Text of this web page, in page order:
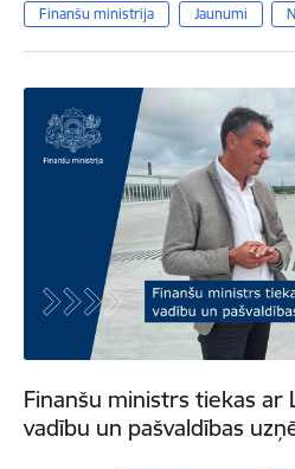
Finanšu ministrija Jaunumi
Finanšu ministrs tiekas ar
vadību un pašvaldības